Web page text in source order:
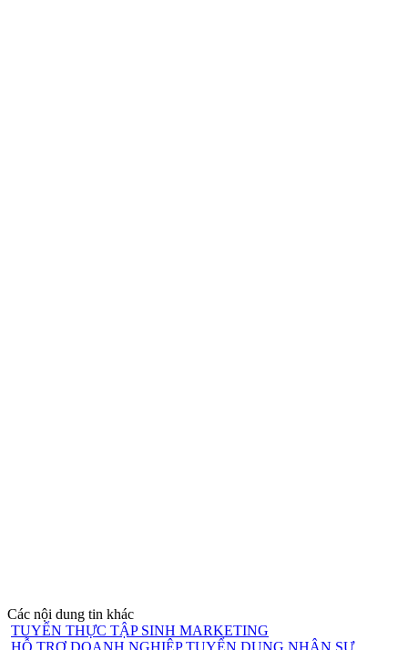
Các nội dung tin khác
TUYỂN THỰC TẬP SINH MARKETING
HỖ TRỢ DOANH NGHIỆP TUYỂN DỤNG NHÂN SỰ